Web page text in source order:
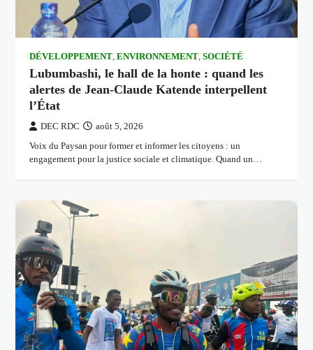
DÉVELOPPEMENT ,ENVIRONNEMENT ,SOCIÉTÉ
Lubumbashi, le hall de la honte : quand les
alertes de Jean-Claude Katende interpellent
l’État
DEC RDC août 5, 2026
Voix du Paysan pour former et informer les citoyens : un
engagement pour la justice sociale et climatique. Quand un…